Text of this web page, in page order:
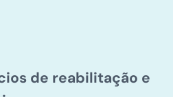
de reabilitação e